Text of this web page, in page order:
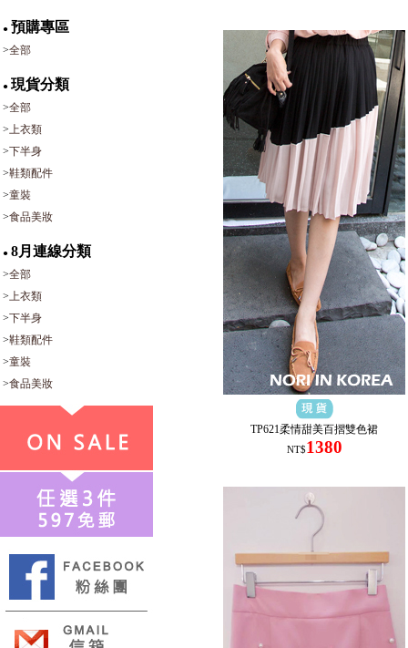
● 預購專區
>全部
● 現貨分類
>全部
>上衣類
>下半身
>鞋類配件
>童裝
>食品美妝
● 8月連線分類
>全部
>上衣類
>下半身
>鞋類配件
>童裝
>食品美妝
TP621柔情甜美百摺雙色裙
NT$1380